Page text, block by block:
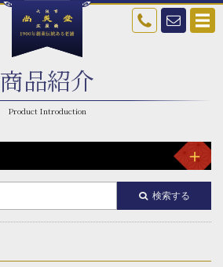
商品紹介
検索する